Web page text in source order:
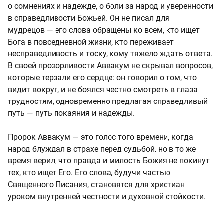
о сомнениях и надежде, о боли за народ и уверенности
в справедливости Божьей. Он не писал для
мудрецов — его слова обращены ко всем, кто ищет
Бога в повседневной жизни, кто переживает
несправедливость и тоску, кому тяжело ждать ответа.
В своей прозорливости Аввакум не скрывал вопросов,
которые терзали его сердце: он говорил о том, что
видит вокруг, и не боялся честно смотреть в глаза
трудностям, одновременно предлагая справедливый
путь — путь покаяния и надежды.
Пророк Аввакум — это голос того времени, когда
народ блуждал в страхе перед судьбой, но в то же
время верил, что правда и милость Божия не покинут
тех, кто ищет Его. Его слова, будучи частью
Священного Писания, становятся для христиан
уроком внутренней честности и духовной стойкости.